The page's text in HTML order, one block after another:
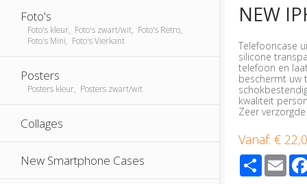
Foto's
Foto's kleur, Foto's zwart/wit, Foto's Retro,
Foto's Mini, Foto's Vierkant
Posters
Posters kleur, Posters zwart/wit
Collages
New Smartphone Cases
NEW
Telefooncase
silicone
telefoon en
beschermt uw
kwaliteit
Zeer
Vanaf:€
Share